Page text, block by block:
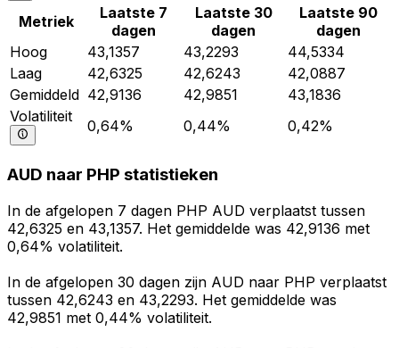
Metriek
Laatste 7
dagen
Laatste 30
dagen
Laatste 90
dagen
Hoog
43,1357 43,2293
44,5334
Laag
42,6325 42,6243
42,0887
Gemiddeld 42,9136 42,9851
43,1836
Volatiliteit
0,64% 0,44% 0,42%
AUD naar PHP statistieken
In de afgelopen 7 dagen PHP AUD verplaatst tussen
42,6325 en 43,1357. Het gemiddelde was 42,9136 met
0,64% volatiliteit.
In de afgelopen 30 dagen zijn AUD naar PHP verplaatst
tussen 42,6243 en 43,2293. Het gemiddelde was
42,9851 met 0,44% volatiliteit.